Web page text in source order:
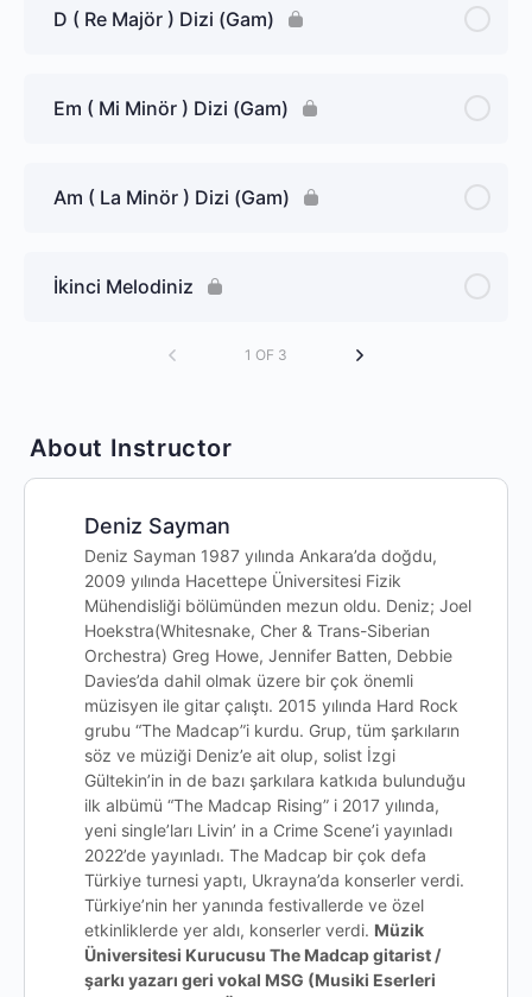
D ( Re Majör ) Dizi (Gam)
Em ( Mi Minör ) Dizi (Gam)
Am ( La Minör ) Dizi (Gam)
İkinci Melodiniz
1 OF 3
About Instructor
Deniz Sayman
Deniz Sayman 1987 yılında Ankara’da doğdu,
2009 yılında Hacettepe Üniversitesi Fizik
Mühendisliği bölümünden mezun oldu. Deniz; Joel
Hoekstra(Whitesnake, Cher & Trans-Siberian
Orchestra) Greg Howe, Jennifer Batten, Debbie
Davies’da dahil olmak üzere bir çok önemli
müzisyen ile gitar çalıştı. 2015 yılında Hard Rock
grubu “The Madcap”i kurdu. Grup, tüm şarkıların
söz ve müziği Deniz’e ait olup, solist İzgi
Gültekin’in in de bazı şarkılara katkıda bulunduğu
ilk albümü “The Madcap Rising” i 2017 yılında,
yeni single’ları Livin’ in a Crime Scene’i yayınladı
2022’de yayınladı. The Madcap bir çok defa
Türkiye turnesi yaptı, Ukrayna’da konserler verdi.
Türkiye’nin her yanında festivallerde ve özel
etkinliklerde yer aldı, konserler verdi. Müzik
Üniversitesi Kurucusu The Madcap gitarist /
şarkı yazarı geri vokal MSG (Musiki Eserleri